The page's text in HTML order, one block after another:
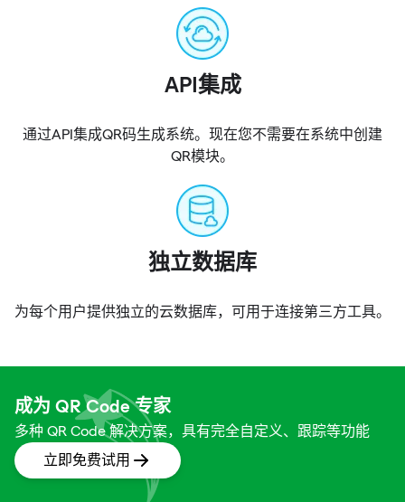
API集成
通过API集成QR码生成系统。现在您不需要在系统中创建
QR模块。
独立数据库
为每个用户提供独立的云数据库，可用于连接第三方工具。
成为 QR Code 专家
多种 QR Code 解决方案，具有完全自定义、跟踪等功能
立即免费试用